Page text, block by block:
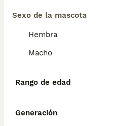
Sexo de la mascota
Hembra
Macho
Rango de edad
Generación